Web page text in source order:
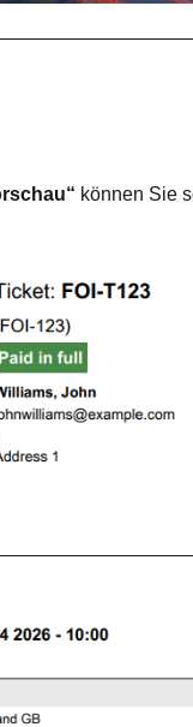
können Sie